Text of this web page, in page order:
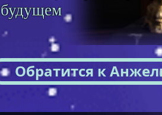
будущем
Обратится к